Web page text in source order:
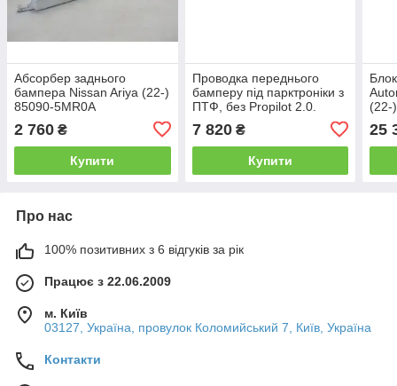
Абсорбер заднього
бампера Nissan Ariya (22-)
85090-5MR0A
2 760 ₴
Купити
Проводка переднього
бамперу під парктроніки з
ПТФ, без Propilot 2.0.
Nissan Ariya (22-) 24033-
5MT0A
7 820₴
Купити
(22-
25
Про нас
100% позитивних з 6 відгуків за рік
Працює з 22.06.2009
м. Київ
03127, Україна, провулок Коломийський 7, Київ, Україна
Контакти